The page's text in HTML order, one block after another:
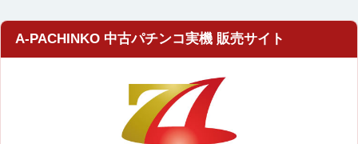
A-PACHINKO 中古パチンコ実機 販売サイト